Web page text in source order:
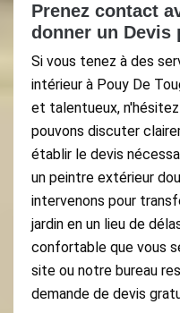
Prenez contact
donner un Devis
Si vous tenez à des
intérieur à Pouy De
et talentueux, n'hésitez
pouvons discuter
établir le devis
un peintre extérieur
intervenons pour
jardin en un lieu de
confortable que vous
site ou notre bureau
demande de devis